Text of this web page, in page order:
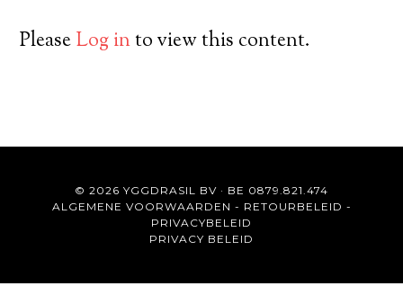
PleaseLog into view this content.
© 2026 YGGDRASIL BV · BE 0879.821.474
ALGEMENE VOORWAARDEN - RETOURBELEID -
PRIVACYBELEID
PRIVACY BELEID